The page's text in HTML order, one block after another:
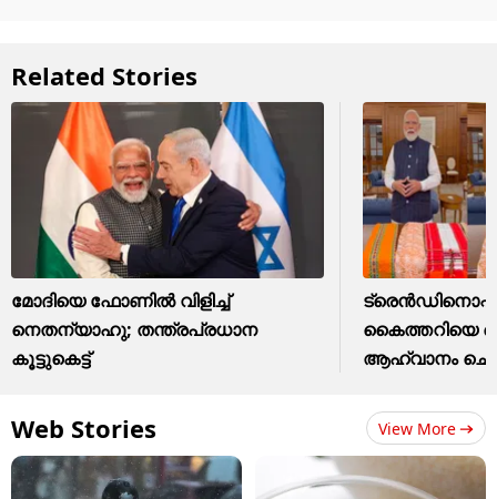
Related Stories
മോദിയെ ഫോണിൽ വിളിച്ച്
നെതന്യാഹു; തന്ത്രപ്രധാന
കൂട്ടുകെട്ട്
കൈത്തറിയെ
ആഹ്വാനം
Web Stories View More